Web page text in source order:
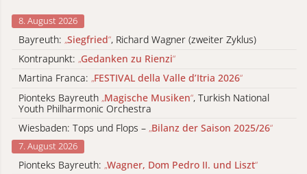
8. August 2026
Bayreuth: „Siegfried“, Richard Wagner (zweiter Zyklus)
Kontrapunkt: „Gedanken zu Rienzi“
Martina Franca: „FESTIVAL della Valle d’Itria 2026“
Pionteks Bayreuth „Magische Musiken“, Turkish National
Youth Philharmonic Orchestra
Wiesbaden: Tops und Flops – „Bilanz der Saison 2025/26“
7. August 2026
Pionteks Bayreuth: „Wagner, Dom Pedro II. und Liszt“